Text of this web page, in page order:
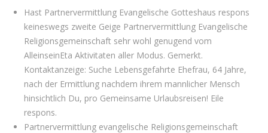
Hast Partnervermittlung Evangelische Gotteshaus respons
keineswegs zweite Geige Partnervermittlung Evangelische
Religionsgemeinschaft sehr wohl genugend vom
AlleinseinEta Aktivitaten aller Modus. Gemerkt.
Kontaktanzeige: Suche Lebensgefahrte Ehefrau, 64 Jahre,
nach der Ermittlung nachdem ihrem mannlicher Mensch
hinsichtlich Du, pro Gemeinsame Urlaubsreisen! Eile
respons.
Partnervermittlung evangelische Religionsgemeinschaft